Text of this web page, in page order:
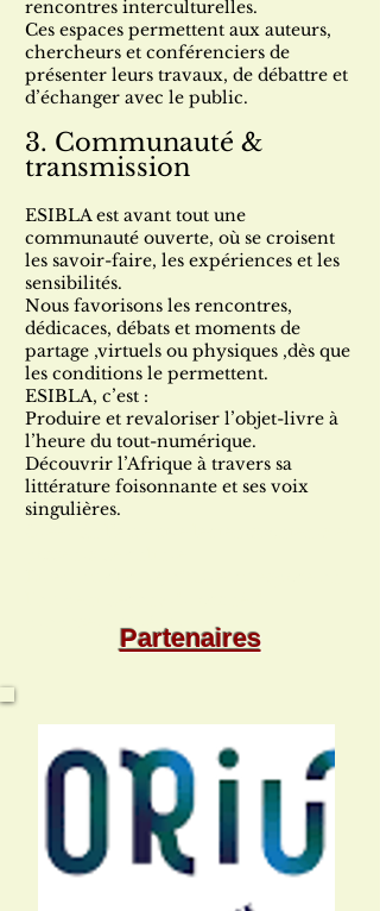
rencontres interculturelles.
Ces espaces permettent aux auteurs,
chercheurs et conférenciers de
présenter leurs travaux, de débattre et
d’échanger avec le public.
3. Communauté &
transmission
ESIBLA est avant tout une
communauté ouverte, où se croisent
les savoir-faire, les expériences et les
sensibilités.
Nous favorisons les rencontres,
dédicaces, débats et moments de
partage ,virtuels ou physiques ,dès que
les conditions le permettent.
ESIBLA, c’est :
Produire et revaloriser l’objet-livre à
l’heure du tout-numérique.
Découvrir l’Afrique à travers sa
littérature foisonnante et ses voix
singulières.
Partenaires